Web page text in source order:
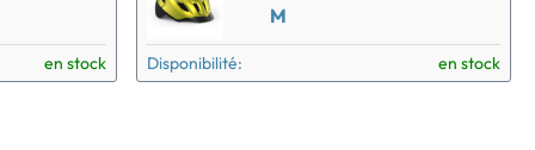
en stock
M
Disponibilité: en stock